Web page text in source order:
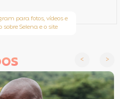
para fotos, vídeos e
Selena e o site